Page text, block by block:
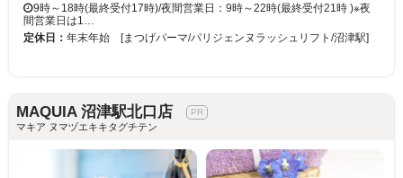
9時～18時(最終受付17時)/夜間営業日：9時～22時(最終受付21時 )※夜
間営業日は1…
定休日： 年末年始 [まつげパーマ/パリジェンヌラッシュリフト/沼津駅]
MAQUIA 沼津駅北口店
マキア ヌマヅエキキタグチテン